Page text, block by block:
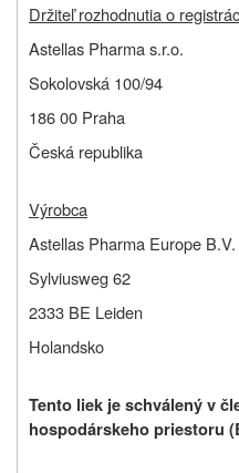
Držiteľ rozhodnutia o
Astellas Pharma s.r.o.
Sokolovská 100/94
186 00 Praha
Česká republika
Výrobca
Astellas Pharma Europe B.V.
Sylviusweg 62
2333 BE Leiden
Holandsko
Tento liek je schválený v
hospodárskeho priestoru